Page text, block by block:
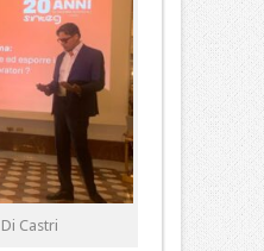
Castri